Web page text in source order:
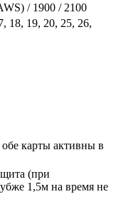
/ 1900 / 2100
18, 19, 20, 25, 26,
карты активны в
(при
1,5м на время не